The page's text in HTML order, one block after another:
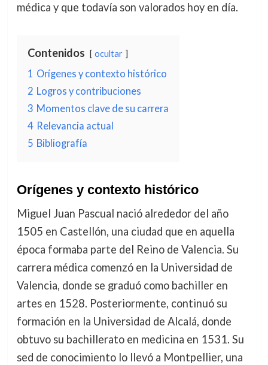
médica y que todavía son valorados hoy en día.
Contenidos ocultar
1 Orígenes y contexto histórico
2 Logros y contribuciones
3 Momentos clave de su carrera
4 Relevancia actual
5 Bibliografía
Orígenes y contexto histórico
Miguel Juan Pascual nació alrededor del año
1505 en Castellón, una ciudad que en aquella
época formaba parte del Reino de Valencia. Su
carrera médica comenzó en la Universidad de
Valencia, donde se graduó como bachiller en
artes en 1528. Posteriormente, continuó su
formación en la Universidad de Alcalá, donde
obtuvo su bachillerato en medicina en 1531. Su
sed de conocimiento lo llevó a Montpellier, una